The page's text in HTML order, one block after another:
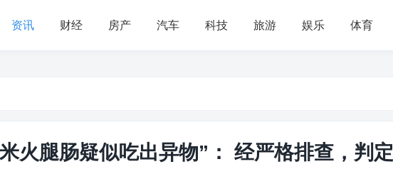
资讯 财经 房产 汽车 科技 旅游 娱乐 体育
火腿肠疑似吃出异物”： 经严格排查，判定